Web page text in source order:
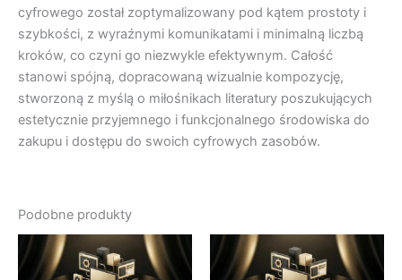
cyfrowego został zoptymalizowany pod kątem prostoty i
szybkości, z wyraźnymi komunikatami i minimalną liczbą
kroków, co czyni go niezwykle efektywnym. Całość
stanowi spójną, dopracowaną wizualnie kompozycję,
stworzoną z myślą o miłośnikach literatury poszukujących
estetycznie przyjemnego i funkcjonalnego środowiska do
zakupu i dostępu do swoich cyfrowych zasobów.
Podobne produkty